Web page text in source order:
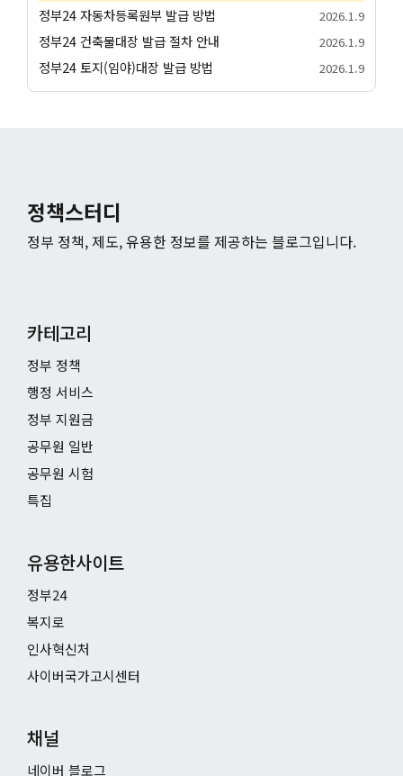
정부24 자동차등록원부 발급 방법 2026.1.9
정부24 건축물대장 발급 절차 안내 2026.1.9
정부24 토지(임야)대장 발급 방법 2026.1.9
정책스터디
정부 정책, 제도, 유용한 정보를 제공하는 블로그입니다.
카테고리
정부 정책
행정 서비스
정부 지원금
공무원 일반
공무원 시험
특집
유용한사이트
정부24
복지로
인사혁신처
사이버국가고시센터
채널
네이버 블로그